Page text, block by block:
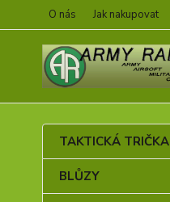
O nás Jak nakupovat
TAKTICKÁ TRIČKA
BLŮZY